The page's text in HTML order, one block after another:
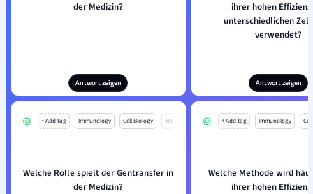
der Medizin?
Antwort zeigen
ihrer hohen
unterschiedlichen
verwendet?
Antwort zeigen
+ Add tag Immunology Cell Biology Mo
Welche Rolle spielt der Gentransfer in
der Medizin?
+ Add tag Immunology
Welche Methode wird
ihrer hohen